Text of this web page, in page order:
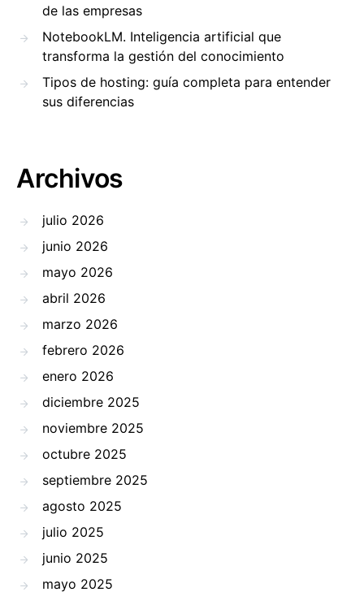
de las empresas
NotebookLM. Inteligencia artificial que
transforma la gestión del conocimiento
Tipos de hosting: guía completa para entender
sus diferencias
Archivos
julio 2026
junio 2026
mayo 2026
abril 2026
marzo 2026
febrero 2026
enero 2026
diciembre 2025
noviembre 2025
octubre 2025
septiembre 2025
agosto 2025
julio 2025
junio 2025
mayo 2025